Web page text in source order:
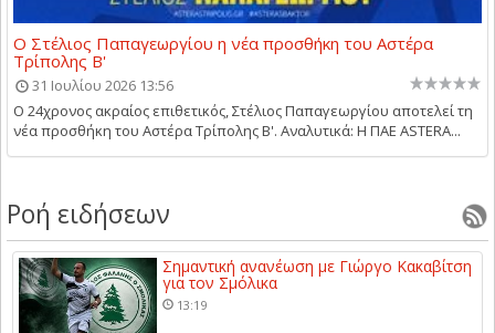
Ο Στέλιος Παπαγεωργίου η νέα προσθήκη του Αστέρα
Τρίπολης Β'
31 Ιουλίου 2026 13:56
Ο 24χρονος ακραίος επιθετικός, Στέλιος Παπαγεωργίου αποτελεί τη
νέα προσθήκη του Αστέρα Τρίπολης Β'. Αναλυτικά: Η ΠΑΕ ASTERA...
Ροή ειδήσεων
Σημαντική ανανέωση με Γιώργο Κακαβίτση
για τον Σμόλικα
13:19